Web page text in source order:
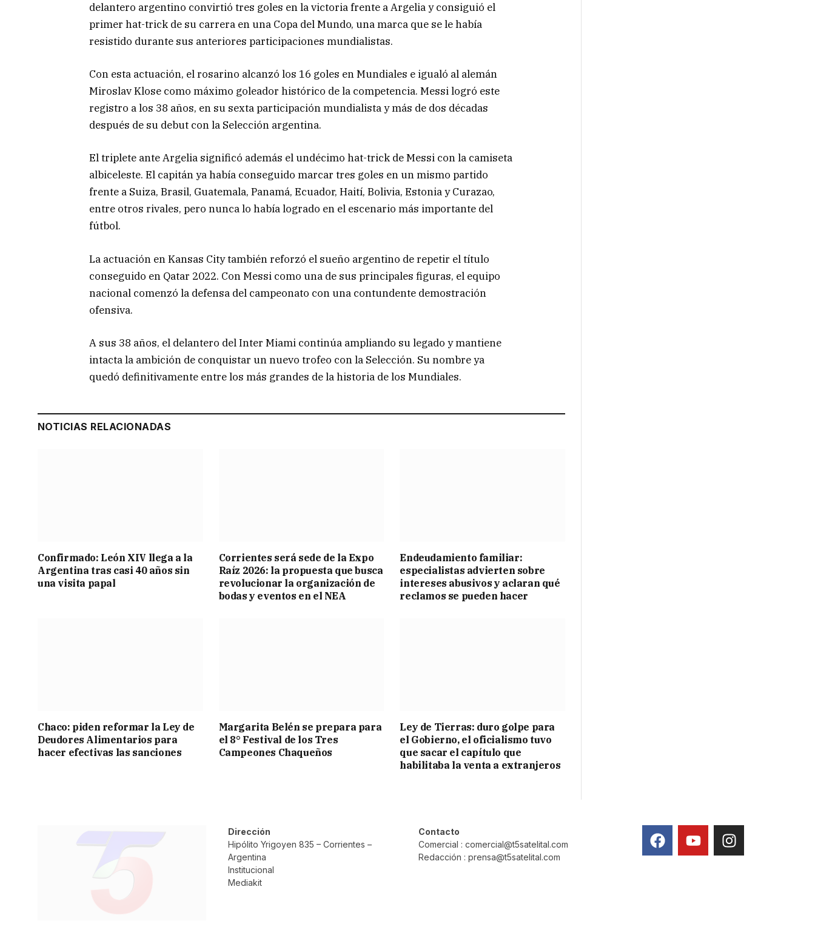
delantero argentino convirtió tres goles en la victoria frente a Argelia y consiguió el
primer hat-trick de su carrera en una Copa del Mundo, una marca que se le había
resistido durante sus anteriores participaciones mundialistas.
Con esta actuación, el rosarino alcanzó los 16 goles en Mundiales e igualó al alemán
Miroslav Klose como máximo goleador histórico de la competencia. Messi logró este
registro a los 38 años, en su sexta participación mundialista y más de dos décadas
después de su debut con la Selección argentina.
El triplete ante Argelia significó además el undécimo hat-trick de Messi con la camiseta
albiceleste. El capitán ya había conseguido marcar tres goles en un mismo partido
frente a Suiza, Brasil, Guatemala, Panamá, Ecuador, Haití, Bolivia, Estonia y Curazao,
entre otros rivales, pero nunca lo había logrado en el escenario más importante del
fútbol.
La actuación en Kansas City también reforzó el sueño argentino de repetir el título
conseguido en Qatar 2022. Con Messi como una de sus principales figuras, el equipo
nacional comenzó la defensa del campeonato con una contundente demostración
ofensiva.
A sus 38 años, el delantero del Inter Miami continúa ampliando su legado y mantiene
intacta la ambición de conquistar un nuevo trofeo con la Selección. Su nombre ya
quedó definitivamente entre los más grandes de la historia de los Mundiales.
NOTICIAS RELACIONADAS
Confirmado: León XIV llega a la
Argentina tras casi 40 años sin
una visita papal
Corrientes será sede de la Expo
Raíz 2026: la propuesta que busca
revolucionar la organización de
bodas y eventos en el NEA
Endeudamiento familiar:
especialistas advierten sobre
intereses abusivos y aclaran qué
reclamos se pueden hacer
Chaco: piden reformar la Ley de
Deudores Alimentarios para
hacer efectivas las sanciones
Margarita Belén se prepara para
el 8° Festival de los Tres
Campeones Chaqueños
Ley de Tierras: duro golpe para
el Gobierno, el oficialismo tuvo
que sacar el capítulo que
habilitaba la venta a extranjeros
Dirección
Hipólito Yrigoyen 835 – Corrientes –
Argentina
Institucional
Mediakit
Contacto
Comercial : comercial@t5satelital.com
Redacción : prensa@t5satelital.com